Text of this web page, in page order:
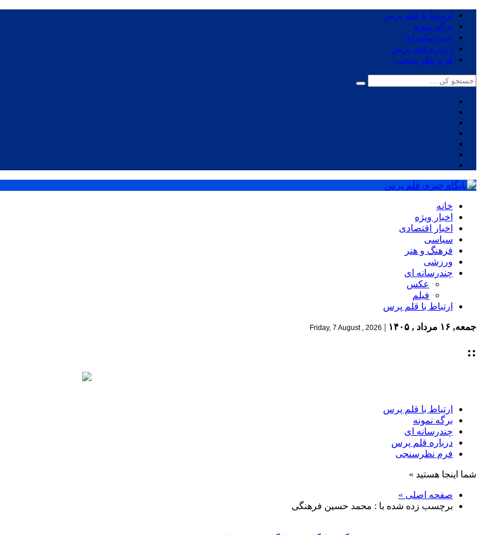
ارتباط با قلم پرس
برگه نمونه
چندرسانه ای
درباره قلم پرس
فرم نظرسنجی
خانه
اخبار ویژه
اخبار اقتصادی
سیاسی
فرهنگ و هنر
ورزشی
چندرسانه ای
عکس
فیلم
ارتباط با قلم پرس
جمعه, ۱۶ مرداد , ۱۴۰۵ |
Friday, 7 August , 2026
::
ارتباط با قلم پرس
برگه نمونه
چندرسانه ای
درباره قلم پرس
فرم نظرسنجی
شما اینجا هستید »
صفحه اصلی »
برچسب زده شده با : محمد حسین فرهنگی